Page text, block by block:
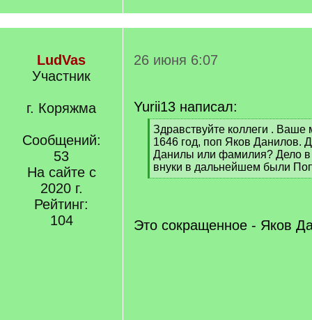
LudVas
Участник
г. Коряжма
Сообщений:
53
На сайте с
2020 г.
Рейтинг:
104
26 июня 6:07
Yurii13 написал:
[
q
]
Здравствуйте коллеги . Ваше
1646 год, поп Яков Данилов.
Данилы или фамилия? Дело в
внуки в дальнейшем были
[
Это сокращенное - Яков